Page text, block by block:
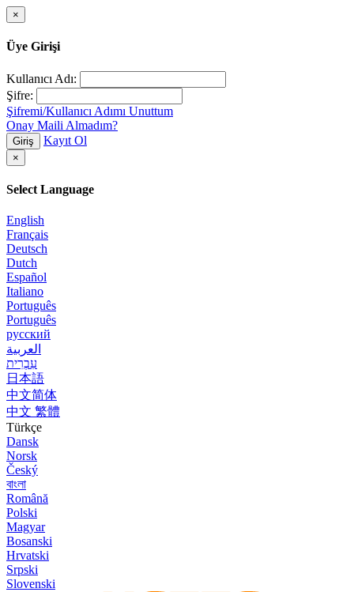
×
Üye Girişi
Kullanıcı Adı:
Şifre:
Şifremi/Kullanıcı Adımı Unuttum
Onay Maili Almadım?
Giriş Kayıt Ol
×
Select Language
English
Français
Deutsch
Dutch
Español
Italiano
Português
Português
русский
العربية
עִבְרִית
日本語
中文简体
中文 繁體
Türkçe
Dansk
Norsk
Český
বাংলা
Română
Polski
Magyar
Bosanski
Hrvatski
Srpski
Slovenski